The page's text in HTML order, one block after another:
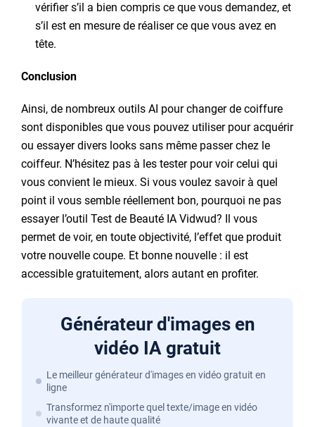
vérifier s’il a bien compris ce que vous demandez, et
s’il est en mesure de réaliser ce que vous avez en
tête.
Conclusion
Ainsi, de nombreux outils AI pour changer de coiffure
sont disponibles que vous pouvez utiliser pour acquérir
ou essayer divers looks sans même passer chez le
coiffeur. N’hésitez pas à les tester pour voir celui qui
vous convient le mieux. Si vous voulez savoir à quel
point il vous semble réellement bon, pourquoi ne pas
essayer l’outil Test de Beauté IA Vidwud? Il vous
permet de voir, en toute objectivité, l’effet que produit
votre nouvelle coupe. Et bonne nouvelle : il est
accessible gratuitement, alors autant en profiter.
Générateur d'images en
vidéo IA gratuit
Le meilleur générateur d'images en vidéo gratuit en
ligne
Transformez n'importe quel texte/image en vidéo
vivante et de haute qualité